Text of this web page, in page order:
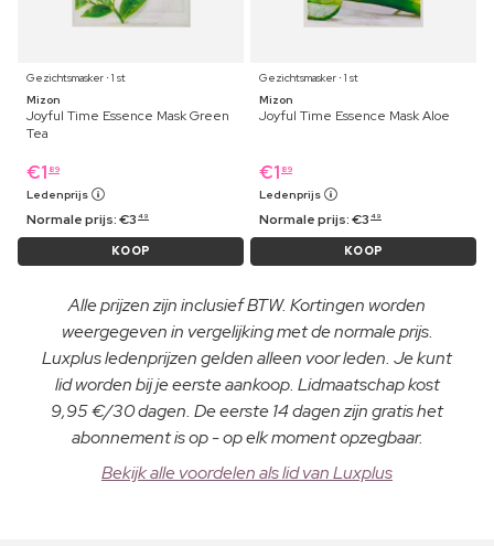
Gezichtsmasker ⋅ 1 st
Mizon
Joyful Time Essence Mask Green
Tea
€1 89
Ledenprijs
Normale prijs:€3 49
KOOP
Gezichtsmasker ⋅ 1 st
Mizon
Joyful Time Essence Mask Aloe
€1 89
Ledenprijs
Normale prijs:€3 49
KOOP
Alle prijzen zijn inclusief BTW. Kortingen worden
weergegeven in vergelijking met de normale prijs.
Luxplus ledenprijzen gelden alleen voor leden. Je kunt
lid worden bij je eerste aankoop. Lidmaatschap kost
9,95 €/30 dagen. De eerste 14 dagen zijn gratis het
abonnement is op - op elk moment opzegbaar.
Bekijk alle voordelen als lid van Luxplus